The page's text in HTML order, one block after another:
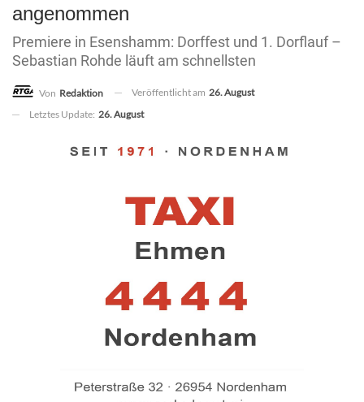
angenommen
Premiere in Esenshamm: Dorffest und 1. Dorflauf –
Sebastian Rohde läuft am schnellsten
Von Redaktion Veröffentlicht am 26. August
Letztes Update: 26. August